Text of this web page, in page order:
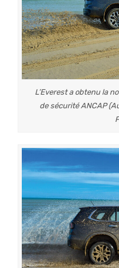
L’Everest a obtenu la
de sécurité ANCAP